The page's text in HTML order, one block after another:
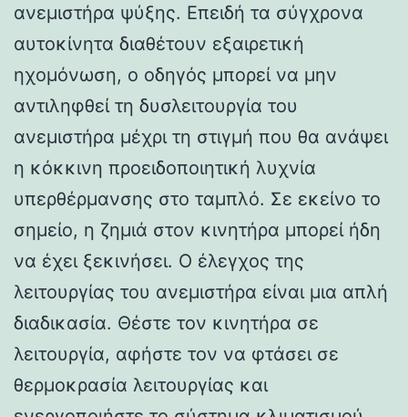
ανεμιστήρα ψύξης. Επειδή τα σύγχρονα
αυτοκίνητα διαθέτουν εξαιρετική
ηχομόνωση, ο οδηγός μπορεί να μην
αντιληφθεί τη δυσλειτουργία του
ανεμιστήρα μέχρι τη στιγμή που θα ανάψει
η κόκκινη προειδοποιητική λυχνία
υπερθέρμανσης στο ταμπλό. Σε εκείνο το
σημείο, η ζημιά στον κινητήρα μπορεί ήδη
να έχει ξεκινήσει. Ο έλεγχος της
λειτουργίας του ανεμιστήρα είναι μια απλή
διαδικασία. Θέστε τον κινητήρα σε
λειτουργία, αφήστε τον να φτάσει σε
θερμοκρασία λειτουργίας και